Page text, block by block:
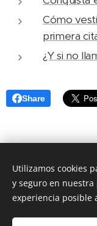
Cómo
primera
¿Y si no
Share
© 2023
Utilizamos cookies
y seguro en
experiencia posible